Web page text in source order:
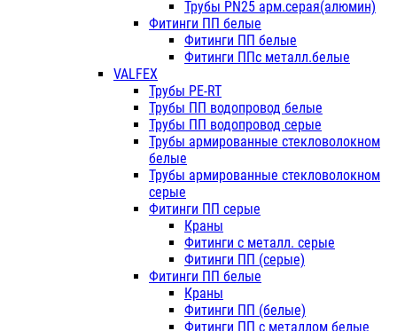
Трубы PN25 арм.серая(алюмин)
Фитинги ПП белые
Фитинги ПП белые
Фитинги ППс металл.белые
VALFEX
Трубы PE-RT
Трубы ПП водопровод белые
Трубы ПП водопровод серые
Трубы армированные стекловолокном
белые
Трубы армированные стекловолокном
серые
Фитинги ПП серые
Краны
Фитинги с металл. серые
Фитинги ПП (серые)
Фитинги ПП белые
Краны
Фитинги ПП (белые)
Фитинги ПП с металлом белые